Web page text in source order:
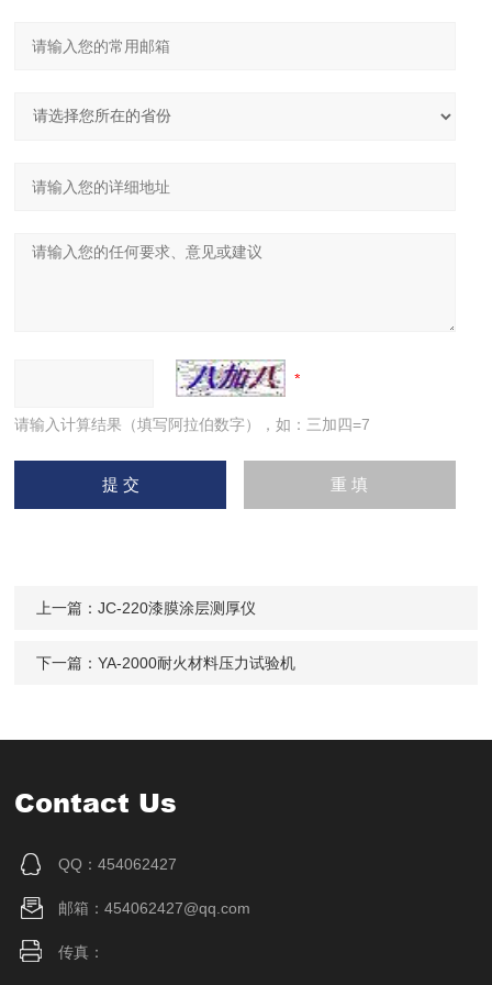
请输入计算结果（填写阿拉伯数字），如：三加四=7
上一篇：JC-220漆膜涂层测厚仪
下一篇：YA-2000耐火材料压力试验机
Contact Us
QQ：454062427
邮箱：454062427@qq.com
传真：